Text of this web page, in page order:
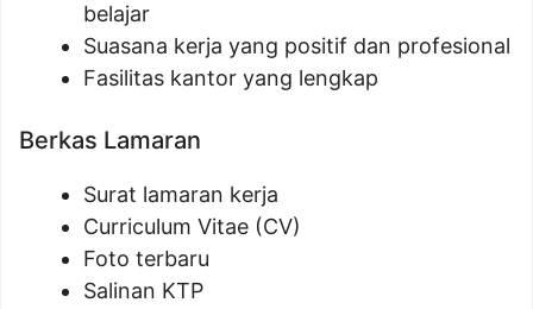
belajar
Suasana kerja yang positif dan profesional
Fasilitas kantor yang lengkap
Berkas Lamaran
Surat lamaran kerja
Curriculum Vitae (CV)
Foto terbaru
Salinan KTP